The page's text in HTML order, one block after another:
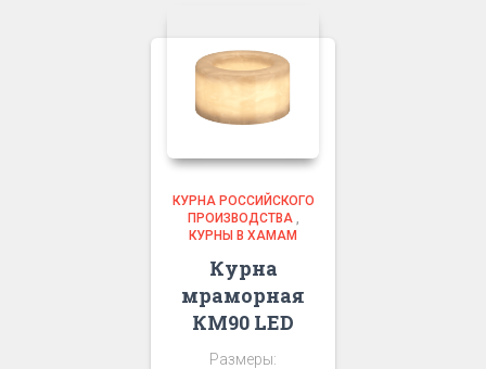
КУРНА РОССИЙСКОГО
ПРОИЗВОДСТВА,
КУРНЫ В ХАМАМ
Курна
мраморная
КМ90 LED
Размеры: